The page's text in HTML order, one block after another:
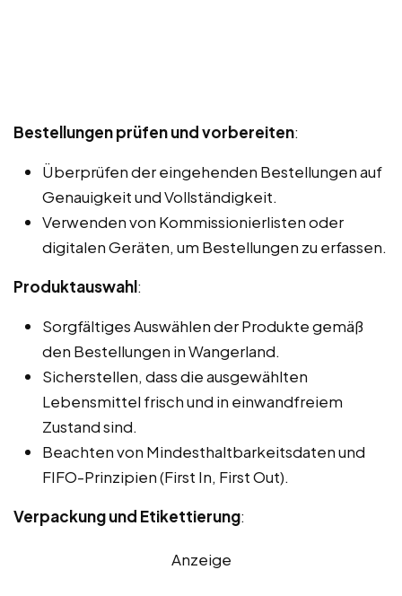
Bestellungen prüfen und vorbereiten:
Überprüfen der eingehenden Bestellungen auf
Genauigkeit und Vollständigkeit.
Verwenden von Kommissionierlisten oder
digitalen Geräten, um Bestellungen zu erfassen.
Produktauswahl:
Sorgfältiges Auswählen der Produkte gemäß
den Bestellungen in Wangerland.
Sicherstellen, dass die ausgewählten
Lebensmittel frisch und in einwandfreiem
Zustand sind.
Beachten von Mindesthaltbarkeitsdaten und
FIFO-Prinzipien (First In, First Out).
Verpackung und Etikettierung:
Anzeige